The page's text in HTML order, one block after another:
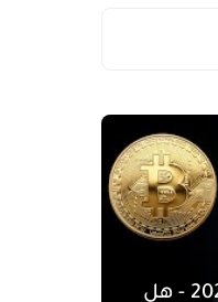
توقعات سعر البيتكوين لعام 2026 - هل